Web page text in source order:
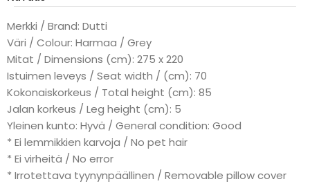
Merkki / Brand: Dutti
Väri / Colour: Harmaa / Grey
Mitat / Dimensions (cm): 275 x 220
Istuimen leveys / Seat width / (cm): 70
Kokonaiskorkeus / Total height (cm): 85
Jalan korkeus / Leg height (cm): 5
Yleinen kunto: Hyvä / General condition: Good
* Ei lemmikkien karvoja / No pet hair
* Ei virheitä / No error
* Irrotettava tyynynpäällinen / Removable pillow cover